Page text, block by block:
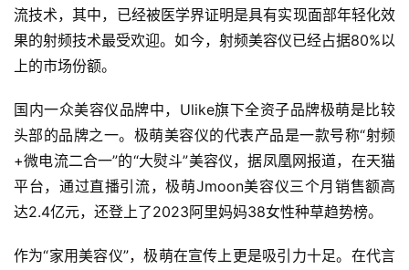
流技术，其中，已经被医学界证明是具有实现面部年轻化效
果的射频技术最受欢迎。如今，射频美容仪已经占据80%以
上的市场份额。
国内一众美容仪品牌中，Ulike旗下全资子品牌极萌是比较
头部的品牌之一。极萌美容仪的代表产品是一款号称“射频
+微电流二合一”的“大熨斗”美容仪，据凤凰网报道，在天猫
平台，通过直播引流，极萌Jmoon美容仪三个月销售额高
达2.4亿元，还登上了2023阿里妈妈38女性种草趋势榜。
作为“家用美容仪”，极萌在宣传上更是吸引力十足。在代言